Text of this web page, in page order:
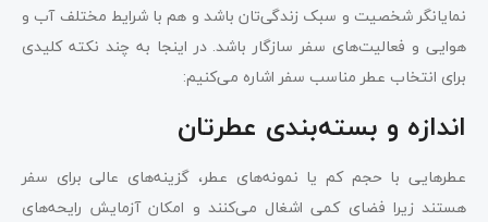
نمایانگر شخصیت و سبک زندگی‌تان باشد و هم با شرایط مختلف آب و
هوایی و فعالیت‌های سفر سازگار باشد. در اینجا به چند نکته کلیدی
برای انتخاب عطر مناسب سفر اشاره می‌کنیم:
اندازه و بسته‌بندی عطرتان
عطرهایی با حجم کم یا نمونه‌های عطر، گزینه‌های عالی برای سفر
هستند زیرا فضای کمی اشغال می‌کنند و امکان آزمایش رایحه‌های